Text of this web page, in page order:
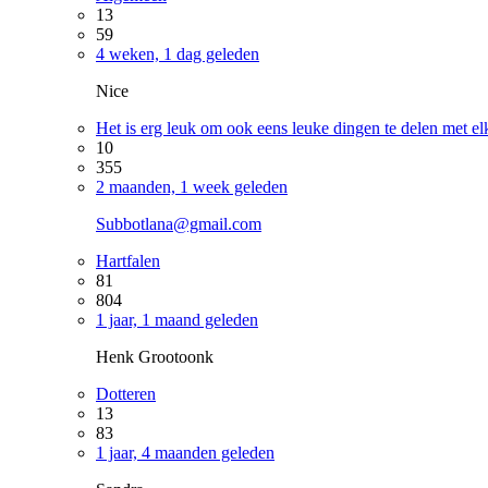
13
59
4 weken, 1 dag geleden
Nice
Het is erg leuk om ook eens leuke dingen te delen met
10
355
2 maanden, 1 week geleden
Subbotlana@gmail.com
Hartfalen
81
804
1 jaar, 1 maand geleden
Henk Grootoonk
Dotteren
13
83
1 jaar, 4 maanden geleden